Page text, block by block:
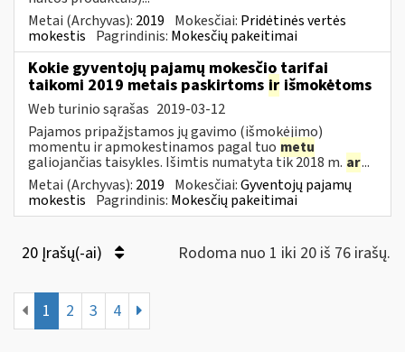
Metai (Archyvas): 2019 Mokesčiai: Pridėtinės vertės
mokestis Pagrindinis: Mokesčių pakeitimai
Kokie gyventojų pajamų mokesčio tarifai
taikomi 2019 metais paskirtoms ir išmokėtoms
Web turinio sąrašas 2019-03-12
Pajamos pripažįstamos jų gavimo (išmokėjimo)
momentu ir apmokestinamos pagal tuo metu
galiojančias taisykles. Išimtis numatyta tik 2018 m. ar...
Metai (Archyvas): 2019 Mokesčiai:Gyventojų pajamų
mokestis Pagrindinis: Mokesčių pakeitimai
20 Įrašų(-ai) Rodoma nuo 1 iki 20 iš 76 irašų.
1 2 3 4